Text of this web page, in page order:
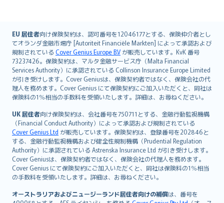
EU 居住者向け保険契約は、認可番号を12046177とする、保険仲介者とし
てオランダ金融市場庁 [Autoriteit Financiële Markten] によって承認および
規制されている Cover Genius Europe B.V が販売しています。KvK 番号
73237426。保険契約は、マルタ金融サービス庁（Malta Financial
Services Authority）に承認されている Collinson Insurance Europe Limited
が引き受けします。Cover Geniusは、保険契約者ではなく、保険会社の代
理人を務めます。Cover Genius にて保険契約にご加入いただくと、同社は
保険料の1％相当の手数料を受領いたします。詳細は、お尋ねください。
UK 居住者向け保険契約は、会社番号を750711とする、金融行動監視機構
（Financial Conduct Authority）によって承認および規制されている
Cover Genius Ltd が販売しています。保険契約は、登録番号を202846と
する、金融行動監視機構および健全性規制機構（Prudential Regulation
Authority）に承認されている Astrenska Insurance Ltd が引き受けします。
Cover Geniusは、保険契約者ではなく、保険会社の代理人を務めます。
Cover Genius にて保険契約にご加入いただくと、同社は保険料の1％相当
の手数料を受領いたします。詳細は、お尋ねください。
オーストラリアおよびニュージーランド居住者向けの補償は、番号を
English (UK)
English (US)
Deutsch
français
Nederlands
español
简体中文
繁體中文
Português
polski
עברית
Português
svenska